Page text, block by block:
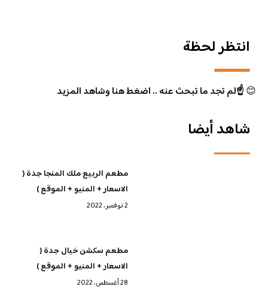
انتظر لحظة
😊☝️لم تجد ما تبحث عنه .. اضغط هنا وشاهد المزيد
شاهد أيضا
مطعم الربيع ملك المنجا جدة (
الاسعار + المنيو + الموقع )
2 نوفمبر، 2022
مطعم سكشن خيال جدة (
الاسعار + المنيو + الموقع )
28 أغسطس، 2022